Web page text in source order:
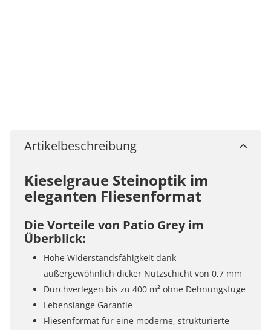
Artikelbeschreibung
Kieselgraue Steinoptik im
eleganten Fliesenformat
Die Vorteile von Patio Grey im
Überblick:
Hohe Widerstandsfähigkeit dank
außergewöhnlich dicker Nutzschicht von 0,7 mm
Durchverlegen bis zu 400 m² ohne Dehnungsfuge
Lebenslange Garantie
Fliesenformat für eine moderne, strukturierte